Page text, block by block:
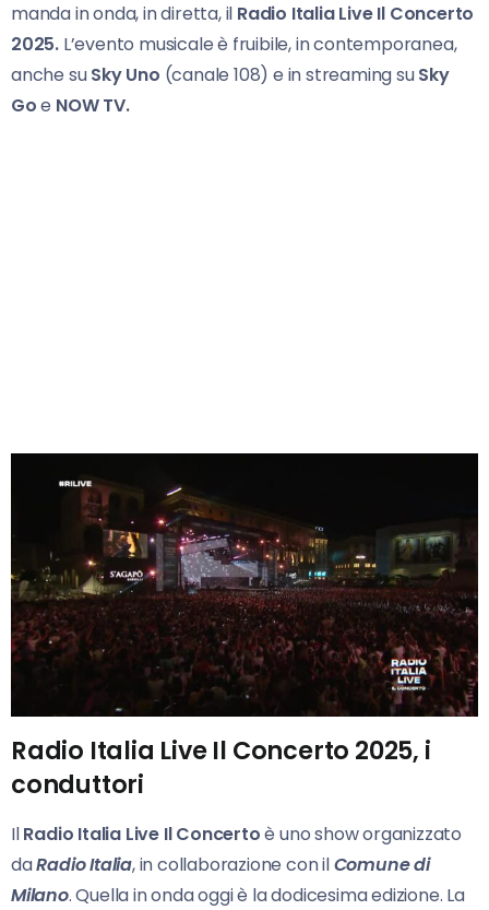
manda in onda, in diretta, il Radio Italia LiveIl Concerto
2025. L’evento musicale è fruibile, in contemporanea,
anche suSky Uno (canale 108) e in streaming suSky
Goe NOW TV.
Radio Italia Live Il Concerto 2025, i
conduttori
IlRadio Italia Live Il Concertoè uno show organizzato
daRadio Italia, in collaborazione con ilComune di
Milano. Quella in onda oggi è la dodicesima edizione. La